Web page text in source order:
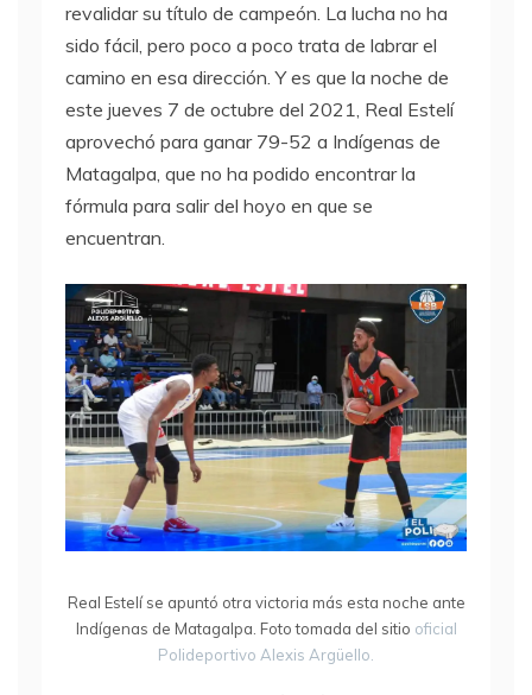
revalidar su título de campeón. La lucha no ha
sido fácil, pero poco a poco trata de labrar el
camino en esa dirección. Y es que la noche de
este jueves 7 de octubre del 2021, Real Estelí
aprovechó para ganar 79-52 a Indígenas de
Matagalpa, que no ha podido encontrar la
fórmula para salir del hoyo en que se
encuentran.
Real Estelí se apuntó otra victoria más esta noche ante
Indígenas de Matagalpa. Foto tomada del sitio oficial
Polideportivo Alexis Argüello.